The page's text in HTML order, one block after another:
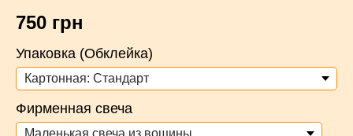
750 грн
Упаковка (Обклейка)
Фирменная свеча